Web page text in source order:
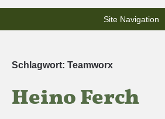
Site Navigation
Schlagwort: Teamworx
Heino Ferch